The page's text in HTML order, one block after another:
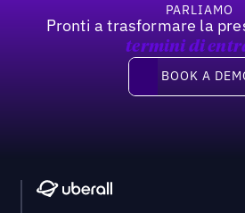
PARLIAMO
Pronti a trasformare la
termini di
Book a demo
BOOK A